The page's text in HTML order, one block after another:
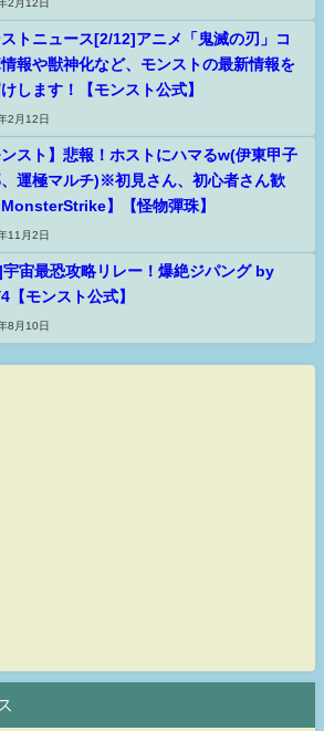
2月12日
トニュース[2/12]アニメ「鬼滅の刃」コ
報や獣神化など、モンストの最新情報を
します！【モンスト公式】
2月12日
ンスト】悲報！ホストにハマるw(伊東甲子
運極マルチ)※初見さん、初心者さん歓
】【怪物彈珠】
11月2日
宙最恐攻略リレー！爆絶ジパング by
【モンスト公式】
8月10日